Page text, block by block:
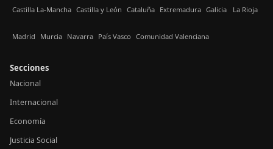
Castilla La-Mancha Castilla y León Cataluña Extremadura Galicia La Rioja
Madrid Murcia Navarra País Vasco Comunidad Valenciana
Secciones
Nacional
Internacional
Economía
Justicia Social